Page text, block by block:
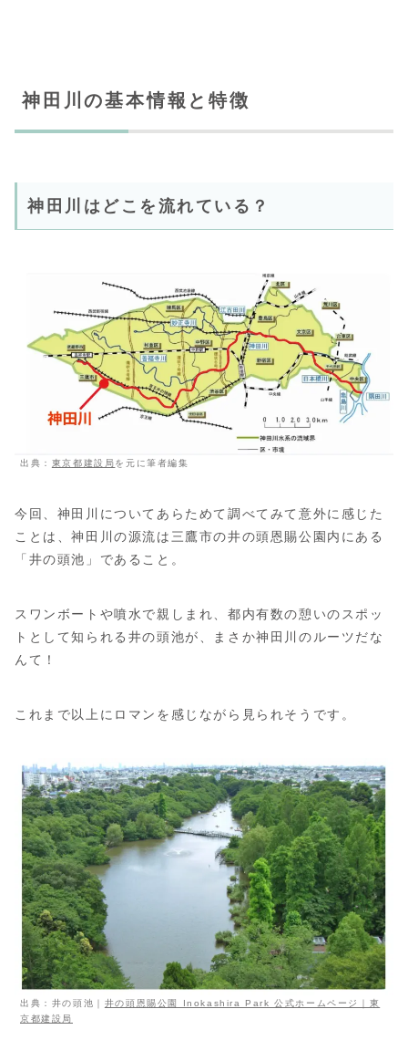
神田川の基本情報と特徴
神田川はどこを流れている？
出典： 東京都建設局を元に筆者編集
今回、神田川についてあらためて調べてみて意外に感じた
ことは、神田川の源流は三鷹市の井の頭恩賜公園内にある
「井の頭池」であること。
スワンボートや噴水で親しまれ、都内有数の憩いのスポッ
トとして知られる井の頭池が、まさか神田川のルーツだな
んて！
これまで以上にロマンを感じながら見られそうです。
出典：井の頭池｜ 井の頭恩賜公園 Inokashira Park 公式ホームページ｜東
京都建設局